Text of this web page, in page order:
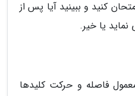
کنید و ببینید آیا پس از
نماید یا خیر.
فاصله و حرکت کلیدها